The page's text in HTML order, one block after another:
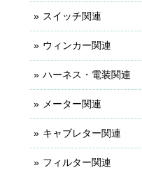
スイッチ関連
ウィンカー関連
ハーネス・電装関連
メーター関連
キャブレター関連
フィルター関連